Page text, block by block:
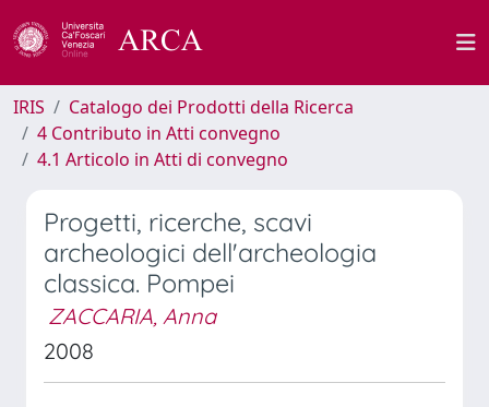
IRIS
Catalogo dei Prodotti della Ricerca
4 Contributo in Atti convegno
4.1 Articolo in Atti di convegno
Progetti, ricerche, scavi
archeologici dell'archeologia
classica. Pompei
ZACCARIA, Anna
2008